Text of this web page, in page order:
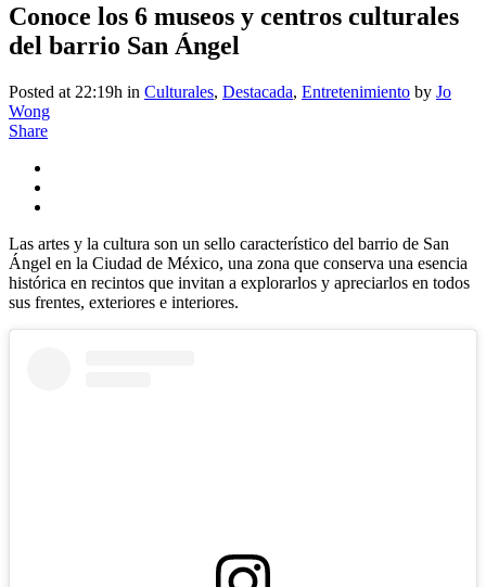
Conoce los 6 museos y centros culturales
del barrio San Ángel
Posted at 22:19h in Culturales, Destacada, Entretenimiento by Jo
Wong
Share
Las artes y la cultura son un sello característico del barrio de San
Ángel en la Ciudad de México, una zona que conserva una esencia
histórica en recintos que invitan a explorarlos y apreciarlos en todos
sus frentes, exteriores e interiores.